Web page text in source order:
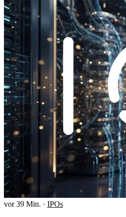
vor 39 Min. · IPOs